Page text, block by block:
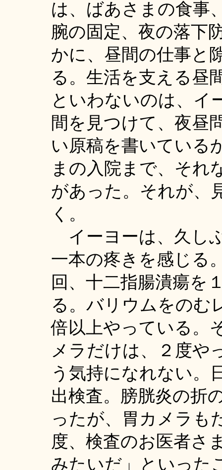
は、ばあさまの食事
腕の固定、夜の落下
かに、昼間の仕事と
る。生活を支える昼
といわないのは、イ
間を見つけて、夜昼
い原稿を書いている
まの入院まで、それ
があった。それが、
く。
イーヨーは、久し
一本の疼きを感じる
回、十二指腸潰瘍を
る。バリウムをのむ
倍以上やっている。
メラだけは、２度や
う気持になれない。
出検査。膀胱炎の折
ったが、胃カメラも
度、検査のお医者さ
みたいだ」といった